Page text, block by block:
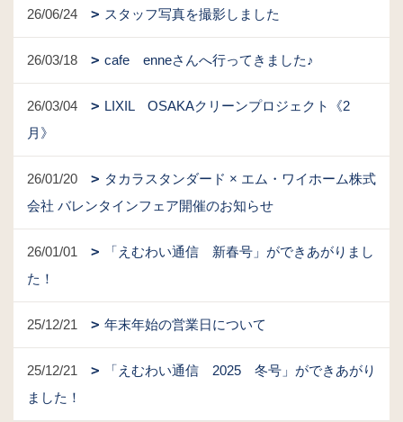
26/06/24 スタッフ写真を撮影しました
26/03/18 cafe enneさんへ行ってきました♪
26/03/04
LIXIL OSAKAクリーンプロジェクト《2
月》
26/01/20
タカラスタンダード × エム・ワイホーム株式
会社 バレンタインフェア開催のお知らせ
26/01/01
「えむわい通信 新春号」ができあがりまし
た！
25/12/21 年末年始の営業日について
25/12/21
「えむわい通信 2025 冬号」ができあがり
ました！